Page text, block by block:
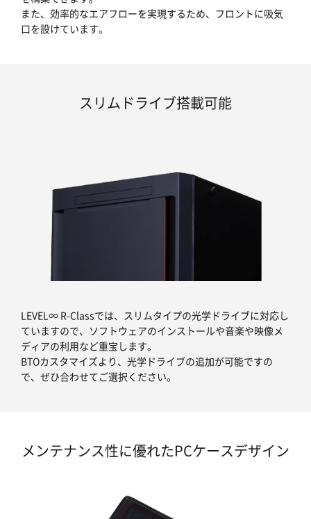
また、効率的なエアフローを実現するため、フロントに吸気
口を設けています。
スリムドライブ搭載可能
LEVEL∞ R-Classでは、スリムタイプの光学ドライブに対応し
ていますので、ソフトウェアのインストールや音楽や映像メ
ディアの利用など重宝します。
BTOカスタマイズより、光学ドライブの追加が可能ですの
で、ぜひ合わせてご選択ください。
メンテナンス性に優れたPCケースデザイン